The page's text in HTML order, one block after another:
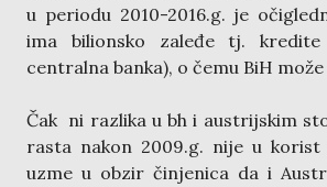
u periodu 2010-2016.g. je
ima bilionsko zaleđe tj. kredite
centralna banka), o čemu BiH
Čak ni razlika u bh i austrijskim
rasta nakon 2009.g. nije u korist
uzme u obzir činjenica da i